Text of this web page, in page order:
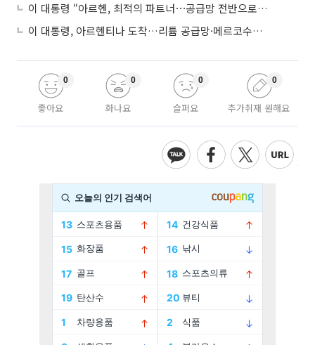
이 대통령 “아르헨, 최적의 파트너⋯공급망 전반으로 확대”
이 대통령, 아르헨티나 도착…리튬 공급망·메르코수르 협력 논의
좋아요
0
화나요
0
슬퍼요
0
추가취재 원해요
0